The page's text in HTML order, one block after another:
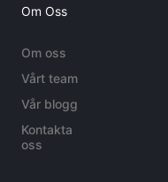
Om Oss
Om oss
Vårt team
Vår blogg
Kontakta
oss